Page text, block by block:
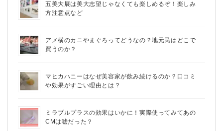
五美大展は美大志望じゃなくても楽しめるぞ！楽しみ
方注意点など
アメ横のカニやまぐろってどうなの？地元民はどこで
買うのか？
マヒカハニーはなぜ美容家が飲み続けるのか？口コミ
や効果がすごい理由とは？
ミラブルプラスの効果はいかに！実際使ってみてあの
CMは嘘だった？